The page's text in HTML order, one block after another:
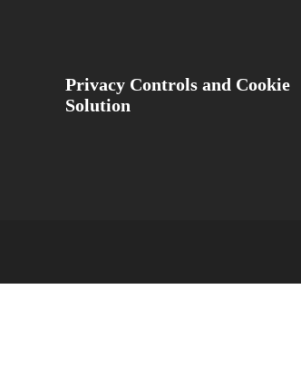
Privacy Controls and Cookie
Solution